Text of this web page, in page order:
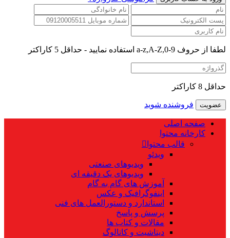
لطفا از حروف a-z,A-Z,0-9 استفاده نمایید - حداقل 5 کاراکتر
حداقل 8 کاراکتر
فروشنده شوید
صفحه اصلی
کارخانه محتوا
قالب محتوا
ویدئو
ویدیوهای صنعتی
ویدیوهای یک دقیقه ای
آموزش های گام به گام
اینفوگرافیک و عکس
استاندارد و دستورالعمل های فنی
پرسش و پاسخ
مقالات و کتاب ها
دیتاشیت و کاتالوگ